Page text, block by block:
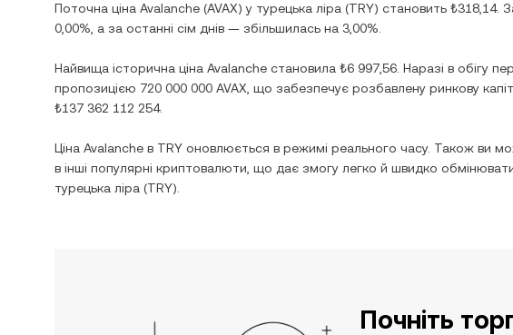
Поточна ціна Avalanche (AVAX) у турецька ліра (TRY) становить ₺318,14.
0,00% , а за останні сім днів — збільшилась на 3,00%
Найвища історична ціна Avalanche становила ₺6 997,56 . Наразі в обігу
пропозицією 720 000 000 AVAX , що забезпечує розбавлену ринкову
₺137 362 112 254.
Ціна Avalanche в TRY оновлюється в режимі реального часу. Також ви
в інші популярні криптовалюти, що дає змогу легко й швидко
турецька ліра (TRY).
Почніть